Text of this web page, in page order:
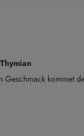
kommet